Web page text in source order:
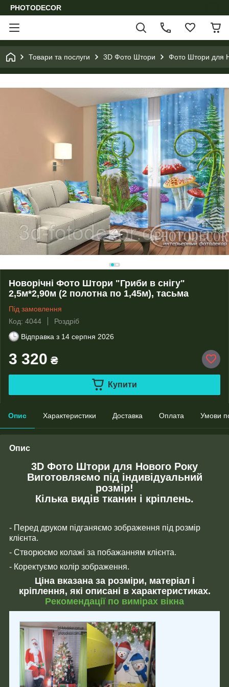
PHOTODECOR
Товари та послуги 3D Фото Штори Фото Штори для
Новорічні Фото Штори "Гриби в снігу"
2,5м*2,90м (2 полотна по 1,45м), тасьма
Під замовлення
Код: 4044
Роздріб
Відправка з 14 серпня 2026
3 320 ₴
Купити
Опис Характеристики Доставка Оплата Умови
Опис
3D Фото Штори для Нового Року
Виготовляємо під індивідуальний
розмір!
Кілька видів тканин і кріплень.
- Перед друком підганяємо зображення під розмір
клієнта.
- Створюємо колажі за побажанням клієнта.
- Коректуємо колір зображення.
Ціна вказана за розміри, матеріал і
кріплення, які описані в характеристиках.
Рекомендації по вимірах вікна